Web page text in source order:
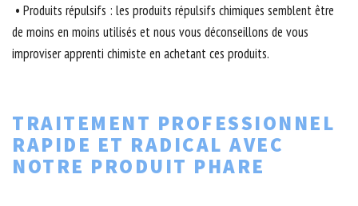
• Produits répulsifs : les produits répulsifs chimiques semblent être
de moins en moins utilisés et nous vous déconseillons de vous
improviser apprenti chimiste en achetant ces produits.
TRAITEMENT PROFESSIONNEL
RAPIDE ET RADICAL AVEC
NOTRE PRODUIT PHARE